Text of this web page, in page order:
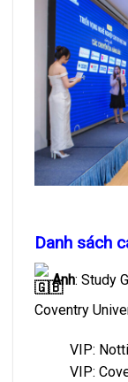
Danh sách
Anh: Study
Coventry
VIP:
VIP: